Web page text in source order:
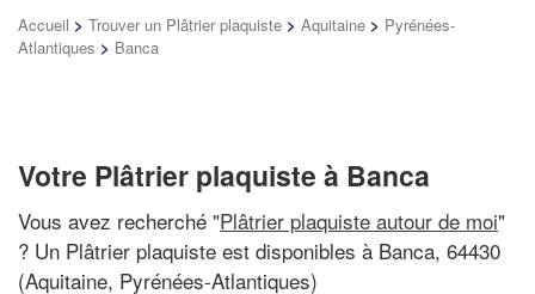
Accueil > Trouver un Plâtrier plaquiste > Aquitaine > Pyrénées-
Atlantiques > Banca
Votre Plâtrier plaquiste à Banca
Vous avez recherché "Plâtrier plaquiste autour de moi"
? Un Plâtrier plaquiste est disponibles à Banca, 64430
(Aquitaine, Pyrénées-Atlantiques)